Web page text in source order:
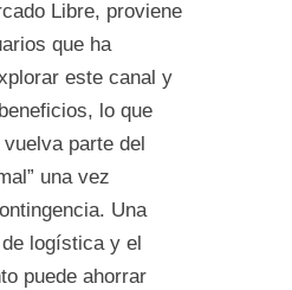
Libre, proviene
que ha
este canal y
lo que
parte del
una vez
Una
logística y el
puede ahorrar